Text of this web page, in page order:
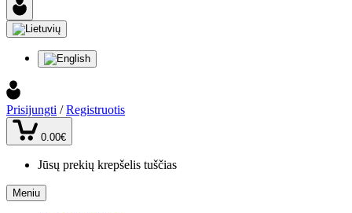
Prisijungti / Registruotis
0.00€
Jūsų prekių krepšelis tuščias
Meniu